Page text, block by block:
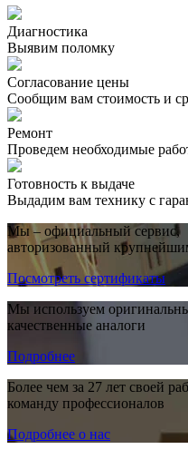
Диагностика
Выявим поломку
Согласование цены
Сообщим вам стоимость и
Ремонт
Проведем необходимые
Готовность к выдаче
Выдадим вам технику с
Мы – официальный сервис,
авторизованный
Посмотреть сертификаты
Мы используем
качественные аналоги
Подробнее
Более чем за 27 лет своей
команду профессионалов
Подробнее о нас